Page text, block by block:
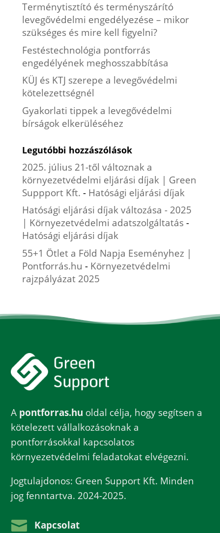
Terménytisztító és terményszárító
levegővédelmi engedélyezése – mikor
szükséges és mire kell figyelni?
Festéstechnológia pontforrás
engedélyének meghosszabbítása
KÜJ és KTJ szerepe a levegővédelmi
kötelezettségnél
Gyakorlati tippek a levegővédelmi
bírságok elkerüléséhez
Legutóbbi hozzászólások
2025. július 21-től változnak a
környezetvédelmi eljárási díjak | Green
Suppport Kft. - Hatósági eljárási díjak
Hatósági eljárási díjak változása - 2025
| Környezetvédelmi adatszolgáltatás -
Hatósági eljárási díjak
55+1 Ötlet a Föld Napja Eseményhez |
Pontforrás.hu - Környezetvédelmi
rajzpályázat 2025
A pontforras.hu oldal célja, hogy segítsen a
kötelezett vállalkozásoknak a
pontforrásokkal kapcsolatos
környezetvédelmi feladatokat elvégezni.
Jogtulajdonos: Green Support Kft. Minden
jog fenntartva. 2024-2025.

Kapcsolat